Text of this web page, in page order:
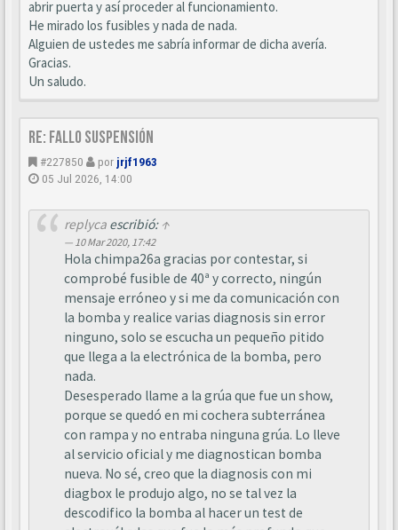
abrir puerta y así proceder al funcionamiento.
He mirado los fusibles y nada de nada.
Alguien de ustedes me sabría informar de dicha avería.
Gracias.
Un saludo.
Re: Fallo suspensión
#227850 por jrjf1963
05 Jul 2026, 14:00
replycaescribió: ↑
10 Mar 2020, 17:42
Hola chimpa26a gracias por contestar, si
comprobé fusible de 40ª y correcto, ningún
mensaje erróneo y si me da comunicación con
la bomba y realice varias diagnosis sin error
ninguno, solo se escucha un pequeño pitido
que llega a la electrónica de la bomba, pero
nada.
Desesperado llame a la grúa que fue un show,
porque se quedó en mi cochera subterránea
con rampa y no entraba ninguna grúa. Lo lleve
al servicio oficial y me diagnostican bomba
nueva. No sé, creo que la diagnosis con mi
diagbox le produjo algo, no se tal vez la
descodifico la bomba al hacer un test de